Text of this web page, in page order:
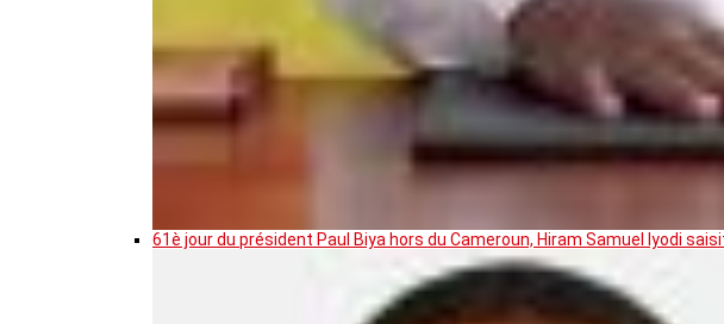
61è jour du président Paul Biya hors du Cameroun, Hiram Samuel Iyodi